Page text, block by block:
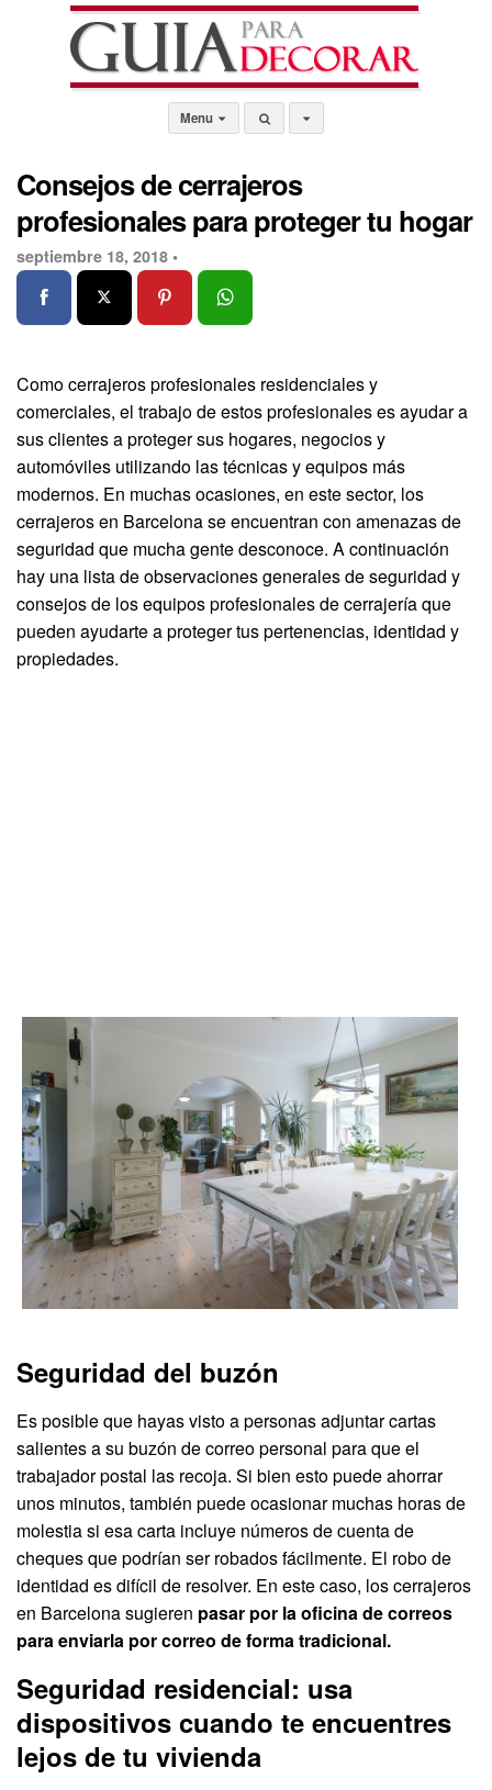
Menu
Consejos de cerrajeros
profesionales para proteger tu hogar
septiembre 18, 2018 •
Como cerrajeros profesionales residenciales y
comerciales, el trabajo de estos profesionales es ayudar a
sus clientes a proteger sus hogares, negocios y
automóviles utilizando las técnicas y equipos más
modernos. En muchas ocasiones, en este sector, los
cerrajeros en Barcelona se encuentran con amenazas de
seguridad que mucha gente desconoce. A continuación
hay una lista de observaciones generales de seguridad y
consejos de los equipos profesionales de cerrajería que
pueden ayudarte a proteger tus pertenencias, identidad y
propiedades.
Seguridad del buzón
Es posible que hayas visto a personas adjuntar cartas
salientes a su buzón de correo personal para que el
trabajador postal las recoja. Si bien esto puede ahorrar
unos minutos, también puede ocasionar muchas horas de
molestia si esa carta incluye números de cuenta de
cheques que podrían ser robados fácilmente. El robo de
identidad es difícil de resolver. En este caso, los cerrajeros
en Barcelona sugieren pasar por la oficina de correos
para enviarla por correo de forma tradicional.
Seguridad residencial: usa
dispositivos cuando te encuentres
lejos de tu vivienda